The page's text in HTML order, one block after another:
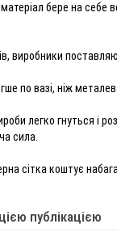
матеріал бере на
виробники
по вазі, ніж
легко гнуться і
сила.
сітка коштує
публікацією